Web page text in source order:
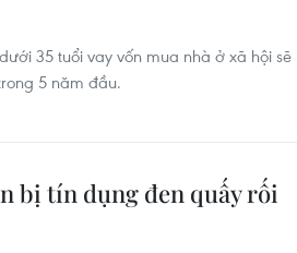
35 tuổi vay vốn mua nhà ở xã hội sẽ
5 năm đầu.
bị tín dụng đen quấy rối